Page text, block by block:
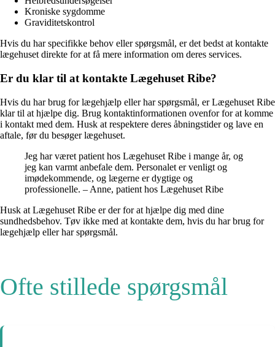
Kroniske sygdomme
Graviditetskontrol
Hvis du har specifikke behov eller spørgsmål, er det bedst at kontakte
lægehuset direkte for at få mere information om deres services.
Er du klar til at kontakte Lægehuset Ribe?
Hvis du har brug for lægehjælp eller har spørgsmål, er Lægehuset Ribe
klar til at hjælpe dig. Brug kontaktinformationen ovenfor for at komme
i kontakt med dem. Husk at respektere deres åbningstider og lave en
aftale, før du besøger lægehuset.
Jeg har været patient hos Lægehuset Ribe i mange år, og
jeg kan varmt anbefale dem. Personalet er venligt og
imødekommende, og lægerne er dygtige og
professionelle. – Anne, patient hos Lægehuset Ribe
Husk at Lægehuset Ribe er der for at hjælpe dig med dine
sundhedsbehov. Tøv ikke med at kontakte dem, hvis du har brug for
lægehjælp eller har spørgsmål.
Ofte stillede spørgsmål